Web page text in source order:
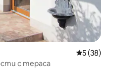
Средна
5 (38)
с тераса